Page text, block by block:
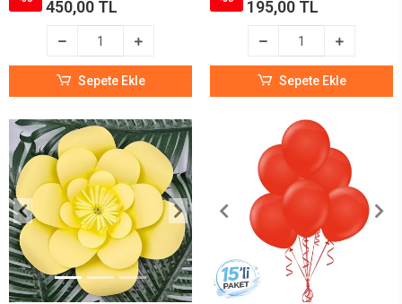
450,00 TL
Sepete Ekle
195,00 TL
Sepete Ekle